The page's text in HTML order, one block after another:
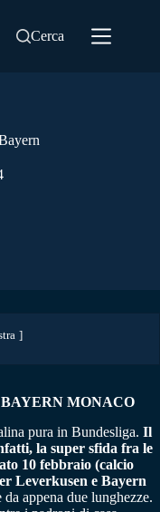
Cerca
MONACO
pura in Bundesliga. Il
la super sfida fra le
10 febbraio (calcio
Leverkusen e Bayern
appena due lunghezze.